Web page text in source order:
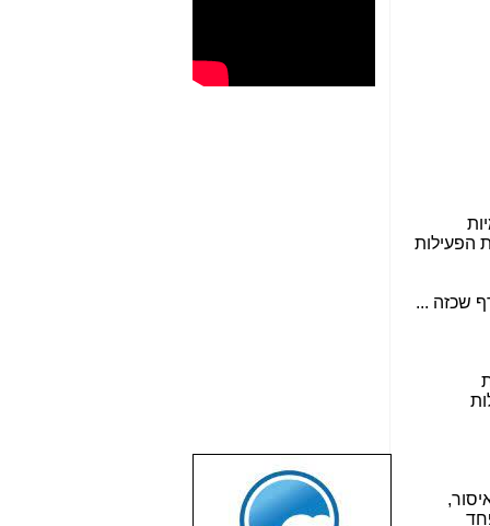
הפעילות
שכזה ...
שבוע טוב לכל
הגולשים באשר